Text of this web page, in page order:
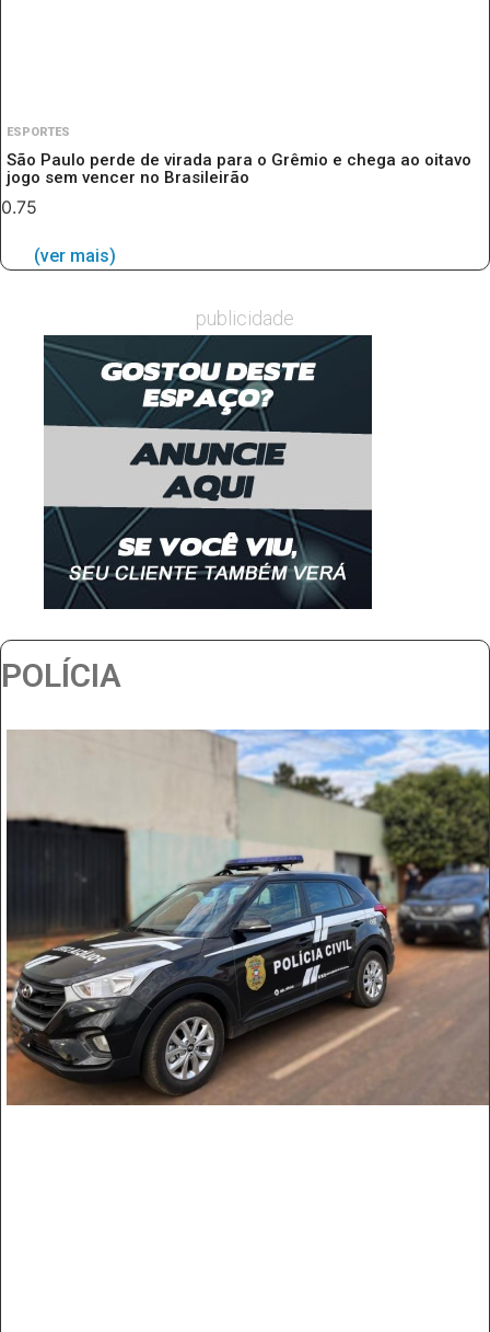
ESPORTES
São Paulo perde de virada para o Grêmio e chega ao oitavo
jogo sem vencer no Brasileirão
(ver mais)
publicidade
POLÍCIA